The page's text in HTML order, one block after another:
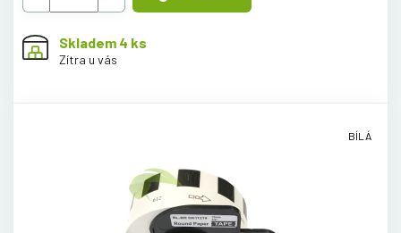
Skladem 4 ks
Zítra u vás
BÍLÁ